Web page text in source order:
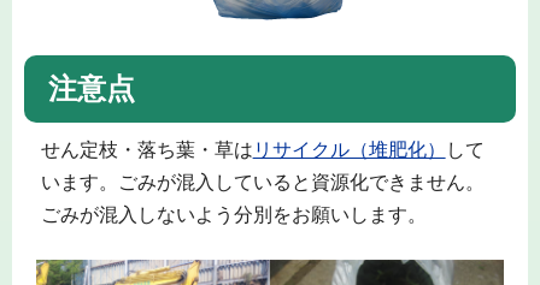
注意点
せん定枝・落ち葉・草は リサイクル（堆肥化）
して
います。ごみが混入していると資源化できません。
ごみが混入しないよう分別をお願いします。